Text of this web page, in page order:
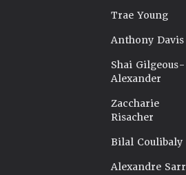
Trae Young
Anthony Davis
Shai Gilgeous-
Alexander
Zaccharie
Risacher
Bilal Coulibaly
Alexandre Sarr